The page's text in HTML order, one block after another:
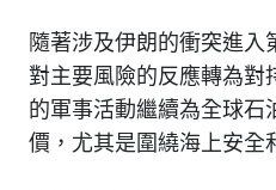
隨著涉及伊朗的衝突進
對主要風險的反應轉為對
的軍事活動繼續為全球石
價，尤其是圍繞海上安全